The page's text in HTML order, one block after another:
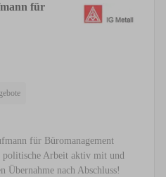
für
für Büromanagement
Arbeit aktiv mit und
Übernahme nach Abschluss!